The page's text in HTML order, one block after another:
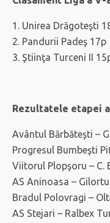
1. Unirea Drăgoteşti
2. Pandurii Padeş 17p
3. Ştiinţa Turceni II
Rezultatele etapei
Avântul Bărbăteşti –
Progresul Bumbeşti
Viitorul Plopşoru – C.
AS Aninoasa –
Bradul Polovragi –
AS Stejari – Ralbex